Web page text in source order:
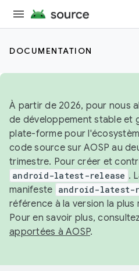
DOCUMENTATION
À partir de 2026, pour nous
de développement stable et
plate-forme pour
code source sur AOSP au
trimestre. Pour créer et
android-latest-release .
manifeste android-latest-
référence à la version la plus
Pour en savoir plus, consultez
apportées à AOSP.